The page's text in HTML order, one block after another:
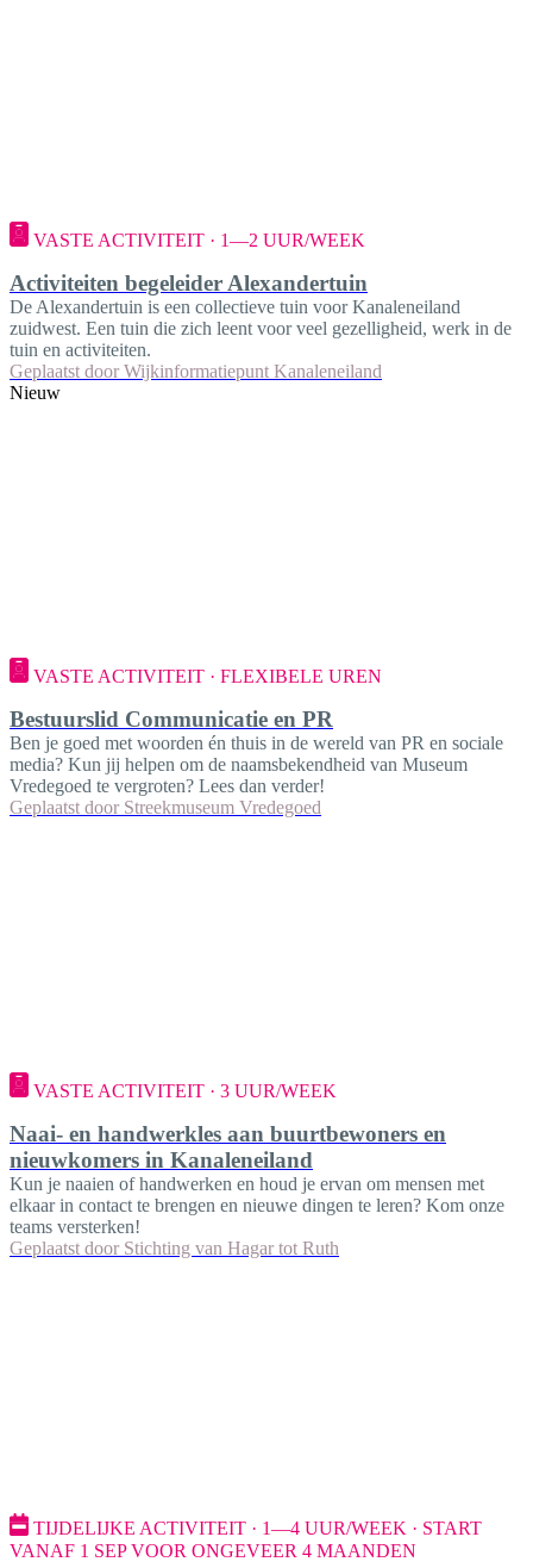
VASTE ACTIVITEIT · 1—2 UUR/WEEK
Activiteiten begeleider Alexandertuin
De Alexandertuin is een collectieve tuin voor Kanaleneiland
zuidwest. Een tuin die zich leent voor veel gezelligheid, werk in de
tuin en activiteiten.
Geplaatst door Wijkinformatiepunt Kanaleneiland
Nieuw
VASTE ACTIVITEIT · FLEXIBELE UREN
Bestuurslid Communicatie en PR
Ben je goed met woorden én thuis in de wereld van PR en sociale
media? Kun jij helpen om de naamsbekendheid van Museum
Vredegoed te vergroten? Lees dan verder!
Geplaatst door Streekmuseum Vredegoed
VASTE ACTIVITEIT · 3 UUR/WEEK
Naai- en handwerkles aan buurtbewoners en
nieuwkomers in Kanaleneiland
Kun je naaien of handwerken en houd je ervan om mensen met
elkaar in contact te brengen en nieuwe dingen te leren? Kom onze
teams versterken!
Geplaatst door Stichting van Hagar tot Ruth
TIJDELIJKE ACTIVITEIT · 1—4 UUR/WEEK · START
VANAF 1 SEP VOOR ONGEVEER 4 MAANDEN